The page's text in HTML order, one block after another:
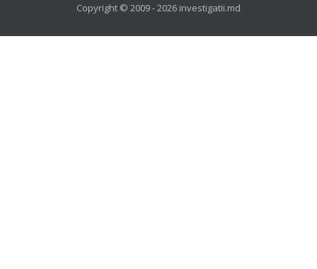
Copyright © 2009 - 2026 investigatii.md